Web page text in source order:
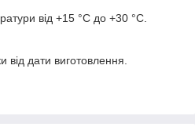
від +15 °C до +30 °C.
від дати виготовлення.